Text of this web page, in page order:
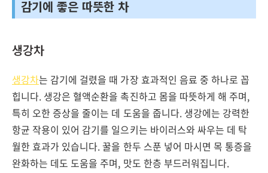
감기에 좋은 따뜻한 차
생강차
생강차는 감기에 걸렸을 때 가장 효과적인 음료 중 하나로 꼽
힙니다. 생강은 혈액순환을 촉진하고 몸을 따뜻하게 해 주며,
특히 오한 증상을 줄이는 데 도움을 줍니다. 생강에는 강력한
항균 작용이 있어 감기를 일으키는 바이러스와 싸우는 데 탁
월한 효과가 있습니다. 꿀을 한두 스푼 넣어 마시면 목 통증을
완화하는 데도 도움을 주며, 맛도 한층 부드러워집니다.